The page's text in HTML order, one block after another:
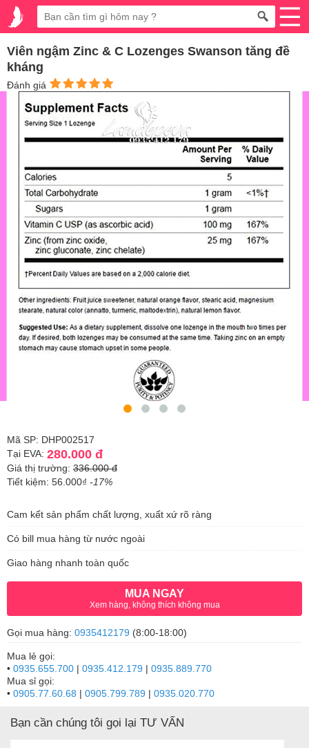
Viên ngậm Zinc & C Lozenges Swanson tăng đề
kháng
Đánh giá
Mã SP: DHP002517
Tại EVA: 280.000 đ
Giá thị trường: 336.000 đ
Tiết kiệm: 56.000₫ -17%
Cam kết sản phẩm chất lượng, xuất xứ rõ ràng
Có bill mua hàng từ nước ngoài
Giao hàng nhanh toàn quốc
MUA NGAY
Xem hàng, không thích không mua
Gọi mua hàng: 0935412179 (8:00-18:00)
Mua lẻ gọi:
• 0935.655.700 | 0935.412.179 | 0935.889.770
Mua sỉ gọi:
• 0905.77.60.68 | 0905.799.789 | 0935.020.770
Bạn cần chúng tôi gọi lại TƯ VẤN